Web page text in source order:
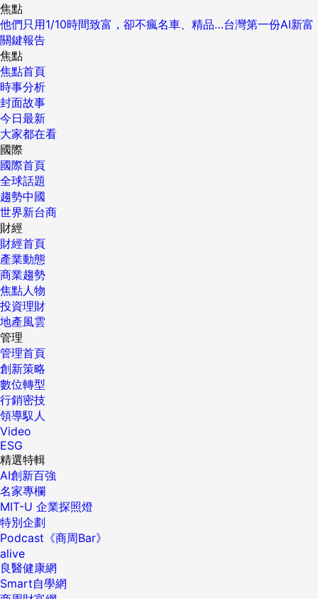
焦點
他們只用1/10時間致富，卻不瘋名車、精品…台灣第一份AI新富
關鍵報告
焦點
焦點首頁
時事分析
封面故事
今日最新
大家都在看
國際
國際首頁
全球話題
趨勢中國
世界新台商
財經
財經首頁
產業動態
商業趨勢
焦點人物
投資理財
地產風雲
管理
管理首頁
創新策略
數位轉型
行銷密技
領導馭人
Video
ESG
精選特輯
AI創新百強
名家專欄
MIT-U 企業探照燈
特別企劃
Podcast《商周Bar》
alive
良醫健康網
Smart自學網